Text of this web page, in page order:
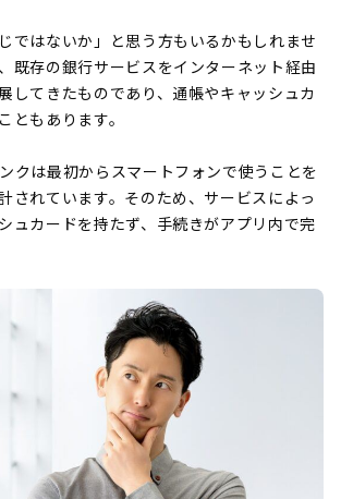
ではないか」と思う方もいるかもしれませ
既存の銀行サービスをインターネット経由
してきたものであり、通帳やキャッシュカ
ともあります。
クは最初からスマートフォンで使うことを
されています。そのため、サービスによっ
ュカードを持たず、手続きがアプリ内で完